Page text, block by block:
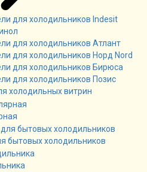
для холодильников Indesit
для холодильников Атлант
для холодильников Норд Nord
для холодильников Бирюса
для холодильников Позис
холодильных витрин
бытовых холодильников